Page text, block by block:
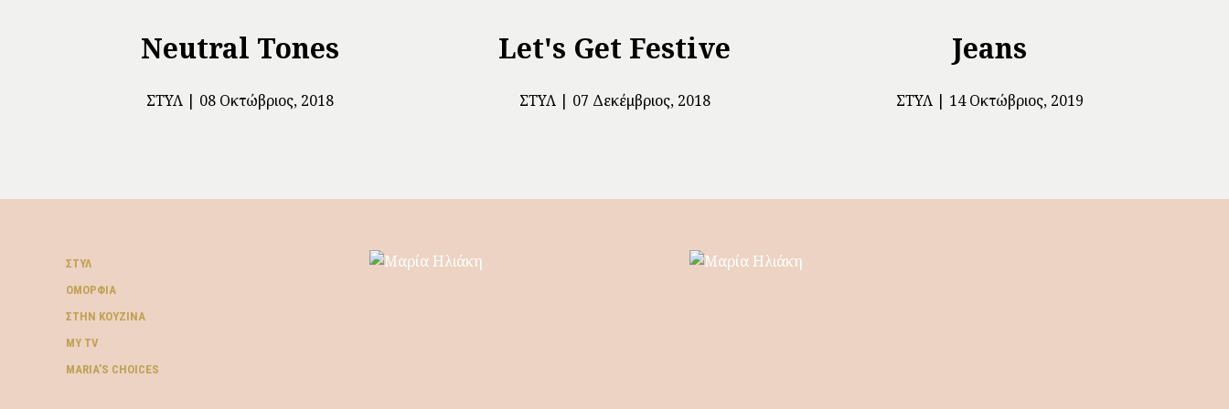
Neutral Tones
ΣΤΥΛ 08 Οκτώβριος, 2018
Let's Get Festive
ΣΤΥΛ 07 Δεκέμβριος, 2018
Jeans
ΣΤΥΛ 14 Οκτώβριος, 2019
ΣΤΥΛ
ΟΜΟΡΦΙΆ
ΣΤΗΝ ΚΟΥΖΊΝΑ
MY TV
ΜARIA’S CHOICES